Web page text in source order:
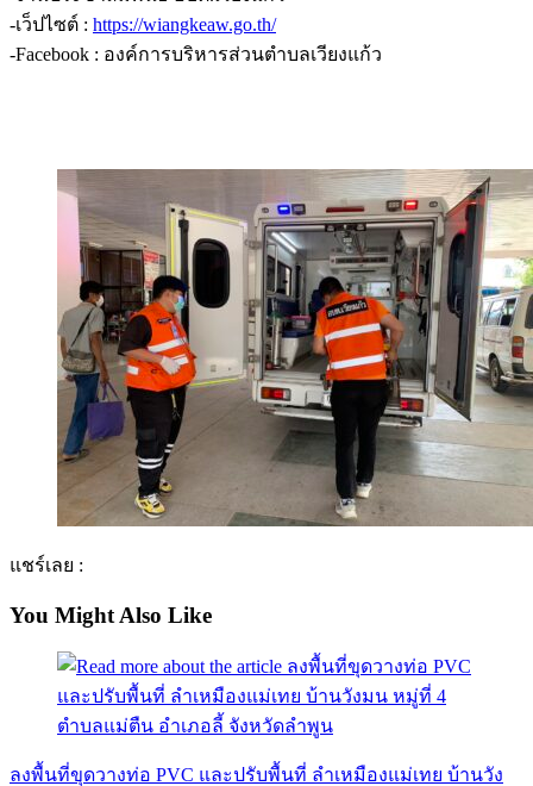
-เว็ปไซต์ : https://wiangkeaw.go.th/
-Facebook : องค์การบริหารส่วนตำบลเวียงแก้ว
แชร์เลย :
You Might Also Like
ลงพื้นที่ขุดวางท่อ PVC และปรับพื้นที่ ลำเหมืองแม่เทย บ้านวัง